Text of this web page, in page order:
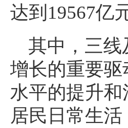
达到19567亿
其中，三线
增长的重要
水平的提升
居民日常生